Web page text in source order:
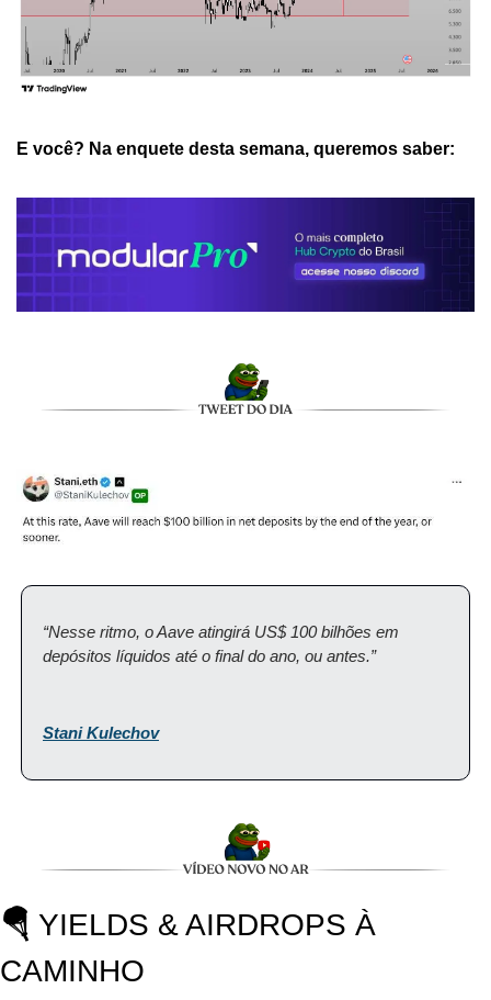
E você? Na enquete desta semana, queremos saber:
“Nesse ritmo, o Aave atingirá US$ 100 bilhões em
depósitos líquidos até o final do ano, ou antes.”
Stani Kulechov
🪂 YIELDS & AIRDROPS À
CAMINHO